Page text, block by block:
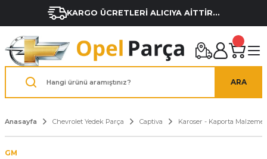
KARGO ÜCRETLERİ ALICIYA AİTTİR...
ARA
Anasayfa Chevrolet Yedek Parça Captiva Karoser - Kaporta
GM